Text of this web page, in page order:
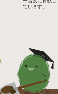
ています。